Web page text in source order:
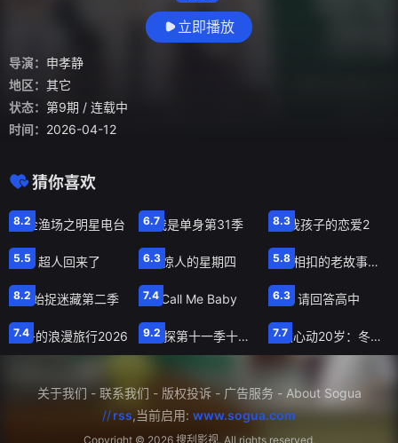
立即播放
导演： 申孝静
地区： 其它
状态： 第9期 / 连载中
时间： 2026-04-12
猜你喜欢
8.2
黄金渔场之明星电台 6.7我是单身第31季 8.3我孩子的恋爱2
5.5
第624期
超人回来了 6.3
第4期
惊人的星期四 5.8
第260409期
环环相扣的老故事第一季
8.2
第7期加更
开始捉迷藏第二季 7.4
第27期
Call Me Baby 6.3
第9期
请回答高中
7.4
特别企划
妻子的浪漫旅行2026 9.2
复盘局第6期
大侦探第十一季十年侦心新春演唱会 7.7
20260411四件套
怦然心动20岁：冬季2026
关于我们 - 联系我们 - 版权投诉- 广告服务 - About Sogua
//rss,当前启用: www.sogua.com
Copyright © 2026 搜刮影视. All rights reserved.